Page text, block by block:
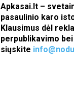
Apkasai.lt –
pasaulinio karo
Klausimus dėl
perpublikavimo
siųskite